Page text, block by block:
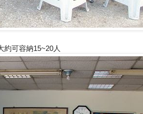
約可容納15~20人